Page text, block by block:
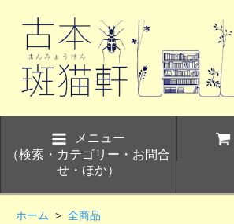
メニュー
（検索・カテゴリー・お問合
せ・ほか）
ホーム > 全商品